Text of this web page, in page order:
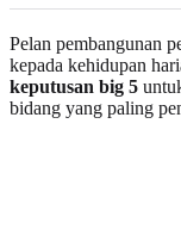
Pelan pembangunan
kepada kehidupan
keputusan big 5
bidang yang paling